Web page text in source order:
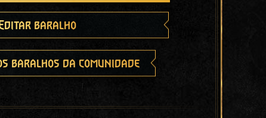
baralho
baralhos da comunidade